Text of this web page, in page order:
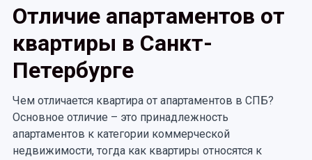
Отличие апартаментов от
квартиры в Санкт-
Петербурге
Чем отличается квартира от апартаментов в СПБ?
Основное отличие – это принадлежность
апартаментов к категории коммерческой
недвижимости, тогда как квартиры относятся к